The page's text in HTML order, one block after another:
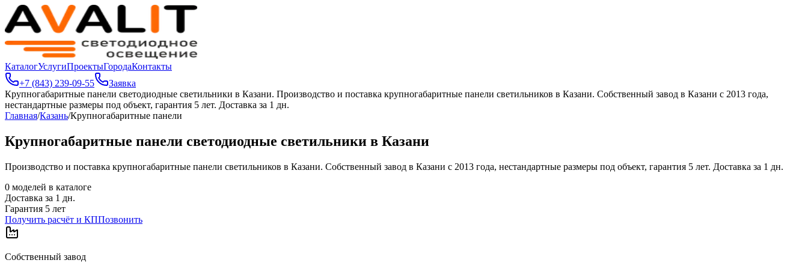
КаталогУслугиПроектыГородаКонтакты
+7 (843) 239-09-55
Заявка
Крупногабаритные панели светодиодные светильники в Казани. Производство и поставка крупногабаритные панели светильников в Казани. Собственный завод в Казани с 2013 года,
нестандартные размеры под объект, гарантия 5 лет. Доставка за 1 дн.
Главная/Казань/Крупногабаритные панели
Крупногабаритные панели светодиодные светильники в Казани
Производство и поставка крупногабаритные панели светильников в Казани. Собственный завод в Казани с 2013 года, нестандартные размеры под объект, гарантия 5 лет. Доставка за 1 дн.
0 моделей в каталоге
Доставка за 1 дн.
Гарантия 5 лет
Получить расчёт и КППозвонить
Собственный завод